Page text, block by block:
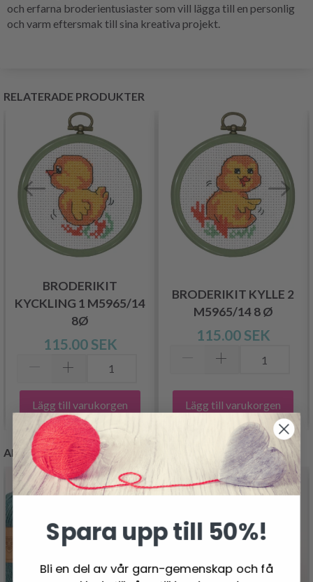
och erfarna broderientusiaster som vill lägga till en personlig
och varm eftersmak till sina kreativa projekt.
RELATERADE PRODUKTER
BRODERIKIT
KYCKLING 1 M5965/14
8Ø
115.00 SEK
Lägg till varukorgen
BRODERIKIT KYLLE 2
M5965/14 8 Ø
115.00 SEK
Lägg till varukorgen
ANDRA KUNDER KÖPTE
Spara upp till 50%!
Bli en del av vår garn-gemenskap och få